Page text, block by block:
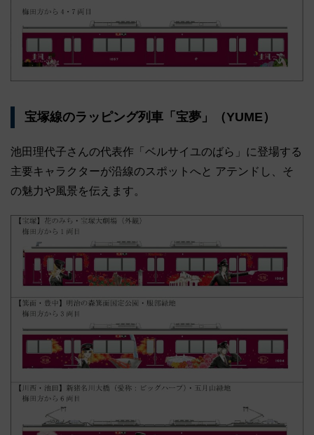
宝塚線のラッピング列車「宝夢」（YUME）
池田理代子さんの代表作「ベルサイユのばら」に登場する
主要キャラクターが沿線のスポットへと アテンドし、そ
の魅力や風景を伝えます。